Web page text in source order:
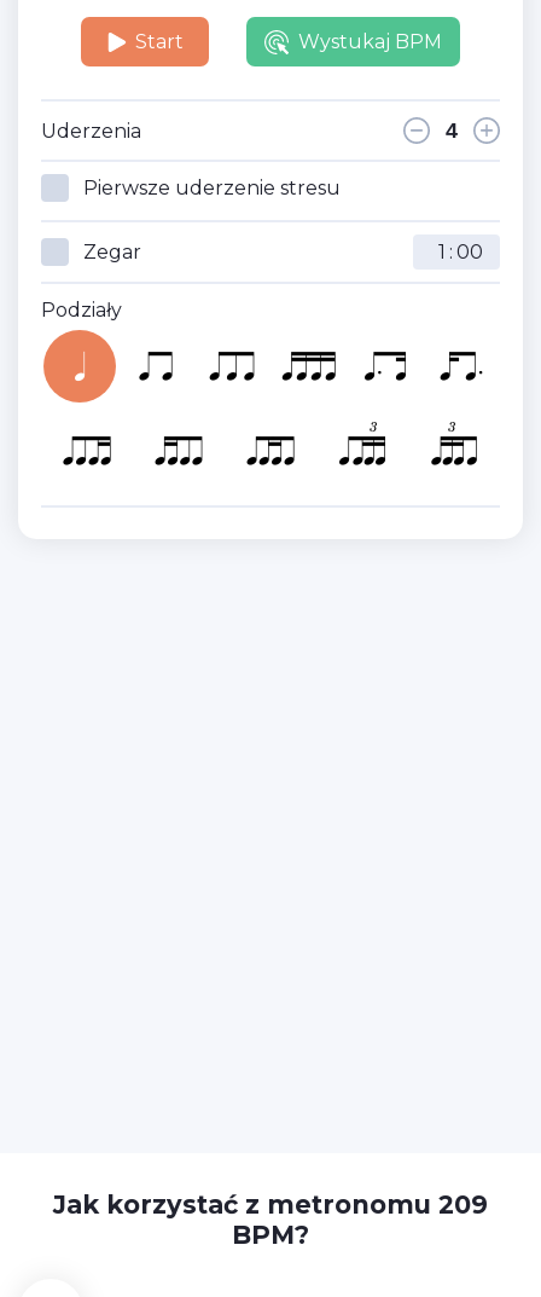
Start Wystukaj BPM
Uderzenia
Pierwsze uderzenie stresu
Zegar :
Podziały
Jak korzystać z metronomu 209
BPM?